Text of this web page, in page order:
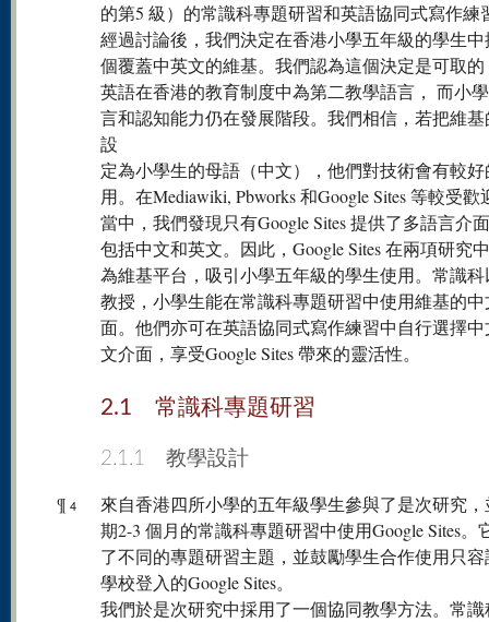
的第5 級）的常識科專題研習和英語協同式寫作練
經過討論後，我們決定在香港小學五年級的學生
個覆蓋中英文的維基。我們認為這個決定是可取
英語在香港的教育制度中為第二教學語言， 而小
言和認知能力仍在發展階段。我們相信，若把維
設
定為小學生的母語（中文），他們對技術會有較好
用。在Mediawiki, Pbworks 和Google Sites 等較受歡
當中，我們發現只有Google Sites 提供了多語言介
包括中文和英文。因此，Google Sites 在兩項研究
為維基平台，吸引小學五年級的學生使用。常識
教授，小學生能在常識科專題研習中使用維基的中
面。他們亦可在英語協同式寫作練習中自行選擇
文介面，享受Google Sites 帶來的靈活性。
2.1 常識科專題研習
2.1.1 教學設計
¶ 4
來自香港四所小學的五年級學生參與了是次研究
期2-3 個月的常識科專題研習中使用Google Sites。
了不同的專題研習主題，並鼓勵學生合作使用只
學校登入的Google Sites。
我們於是次研究中採用了一個協同教學方法。常